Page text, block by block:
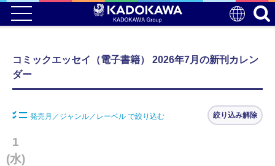
コミックエッセイ（電子書籍） 2026年7月の新刊カレン
ダー
発売月／ジャンル／レーベル で絞り込む 絞り込み解除
1
(水)